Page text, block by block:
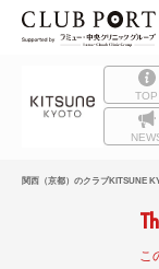
TOP
関西（京都）のクラブKITSUNE
こ